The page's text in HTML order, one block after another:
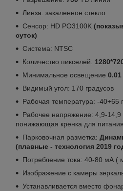
Линза: закаленное стекло
Сенсор: HD PO3100K
суток)
Система: NTSC
Количество пикселей:
Минимальное освещение 0.01
Видимый угол: 170 градусов
Рабочая температура: -40+65
Рабочее напряжение: 4,9-14,9
понижающая кренка для
Парковочная разметка:
(плавные - технология 2019
Потребление тока: 40-80 мА (
Изображение с камеры
Устанавливается вместо